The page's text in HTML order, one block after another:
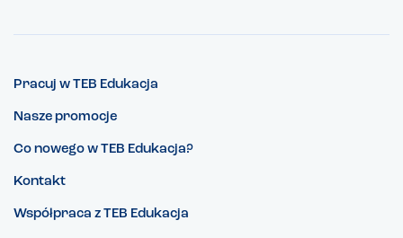
Pracuj w TEB Edukacja
Nasze promocje
Co nowego w TEB Edukacja?
Kontakt
Współpraca z TEB Edukacja